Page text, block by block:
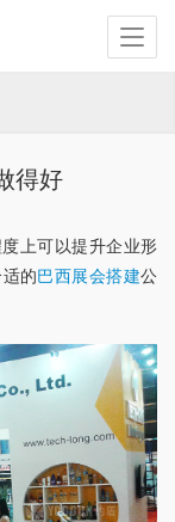
得好
上可以提升企业形
的巴西展会搭建公